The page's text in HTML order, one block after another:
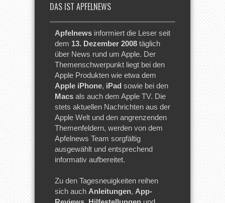
DAS IST APFELNEWS
Apfelnews informiert die Leser seit
dem 13. Dezember 2008 täglich
über News rund um Apple. Der
Themenschwerpunkt liegt bei den
Apple Produkten wie etwa dem
Apple iPhone, iPad sowie bei den
Macs als auch dem Apple TV. Die
stets aktuellen Nachrichten aus der
Apple Welt und den angrenzenden
Themenfeldern, werden von dem
Apfelnews Team sorgfältig
ausgewählt und entsprechend
informativ aufbereitet.
Zu den Tagesneuigkeiten reihen
sich auch Anleitungen, App-